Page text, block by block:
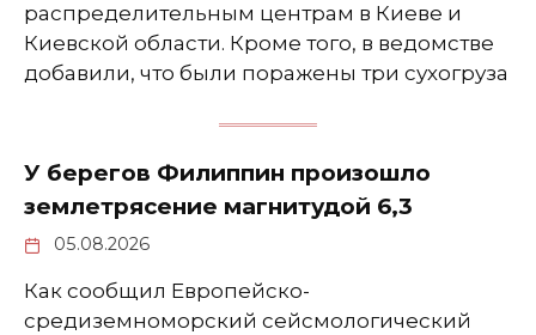
распределительным центрам в Киеве и
Киевской области. Кроме того, в ведомстве
добавили, что были поражены три сухогруза
У берегов Филиппин произошло
землетрясение магнитудой 6,3
05.08.2026
Как сообщил Европейско-
средиземноморский сейсмологический